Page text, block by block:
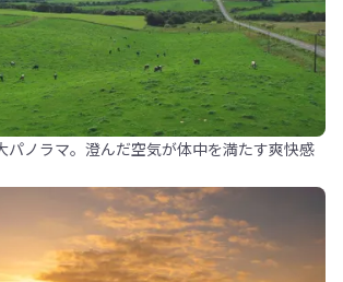
パノラマ。澄んだ空気が体中を満たす爽快感